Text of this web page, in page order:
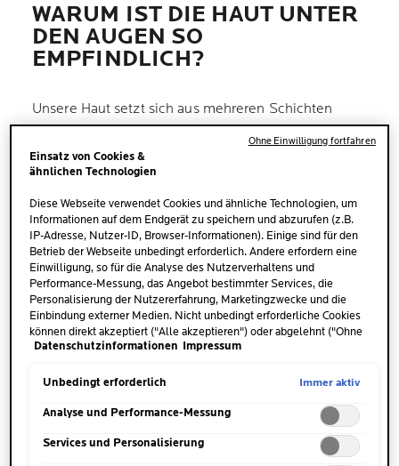
WARUM IST DIE HAUT UNTER
DEN AUGEN SO
EMPFINDLICH?
Unsere Haut setzt sich aus mehreren Schichten
zusammen. In ihnen werdenfrische Hautzellen,
Kollagen und Elastin gebildet
. Zudem befinden
sich Nervenfasern, Blutgefäße, Schweißdrüsen,
Fettgewebe in den verschiedenen Hautschichten. Im
Bereich der Augenpartie sieht dies jedoch etwas
anders aus, denn hierbesitzt die Haut nur sehr
wenig Unterhautfettgewebe. Dadurch ist sie
wesentlich dünner und auchempfindlicherals die
anderen Hautbereiche des Körpers. Eine genetische
Veranlagung, der natürliche Alterungsprozess und
zusätzlich dazu beitragen, dass die Haut der
Augenpartie im Laufe der Jahre noch dünner wird.
Einsatz von Cookies &
ähnlichen Technologien
Diese Webseite verwendet Cookies und ähnliche Technologien, um
Informationen auf dem Endgerät zu speichern und abzurufen (z.B.
IP-Adresse, Nutzer-ID, Browser-Informationen). Einige sind für den
Betrieb der Webseite unbedingt erforderlich. Andere erfordern eine
Einwilligung, so für die Analyse des Nutzerverhaltens und
Performance-Messung, das Angebot bestimmter Services, die
Personalisierung der Nutzererfahrung, Marketingzwecke und die
Einbindung externer Medien. Nicht unbedingt erforderliche Cookies
können direkt akzeptiert ("Alle akzeptieren") oder abgelehnt ("Ohne
Einwilligung fortfahren") werden. Individuelle Anpassungen der
speichern"). Die Auswahl kann jederzeit unter dem Link "Cookie-
unsere Datenschutzinformationen.
Datenschutzinformationen Impressum
Unbedingt erforderlich Immer aktiv
Analyse und Performance-Messung
Services und Personalisierung
Ohne Einwilligung fortfahren